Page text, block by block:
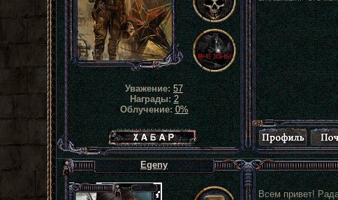
Уважение: 57
Награды: 2
Облучение:0%
Хабар сталкера
Всем привет!
Egeny